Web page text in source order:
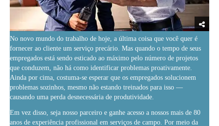
No novo mundo do trabalho de hoje, a última coisa que você quer é
fornecer ao cliente um serviço precário. Mas quando o tempo de seus
empregados está sendo esticado ao máximo pelo número de projetos
que conduzem, não há como identificar problemas proativamente.
Ainda por cima, costuma-se esperar que os empregados solucionem
problemas sozinhos, mesmo não estando treinados para isso —
causando uma perda desnecessária de produtividade.
Em vez disso, seja nosso parceiro e ganhe acesso a nossos mais de 80
anos de experiência profissional em serviços de campo. Por meio da